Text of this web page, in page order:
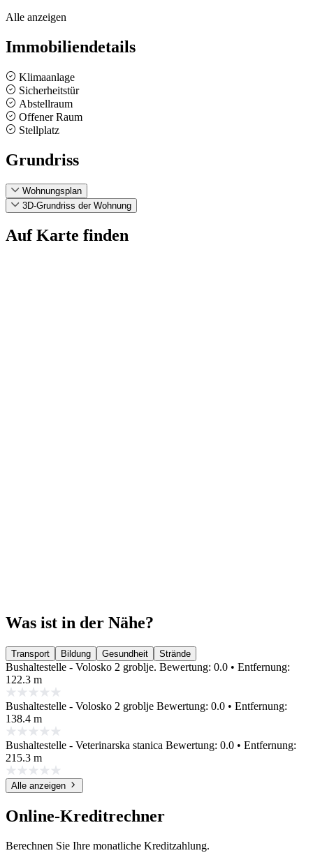
Alle anzeigen
Immobiliendetails
Klimaanlage
Sicherheitstür
Abstellraum
Offener Raum
Stellplatz
Grundriss
Wohnungsplan
3D-Grundriss der Wohnung
Auf Karte finden
Was ist in der Nähe?
Transport Bildung Gesundheit Strände
Bushaltestelle - Volosko 2 groblje. Bewertung: 0.0 • Entfernung:
122.3 m
Bushaltestelle - Volosko 2 groblje Bewertung: 0.0 • Entfernung:
138.4 m
Bushaltestelle - Veterinarska stanica Bewertung: 0.0 • Entfernung:
215.3 m
Alle anzeigen
Online-Kreditrechner
Berechnen Sie Ihre monatliche Kreditzahlung.